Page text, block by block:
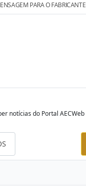
PARA O FABRICANTE
notícias do Portal AECWeb